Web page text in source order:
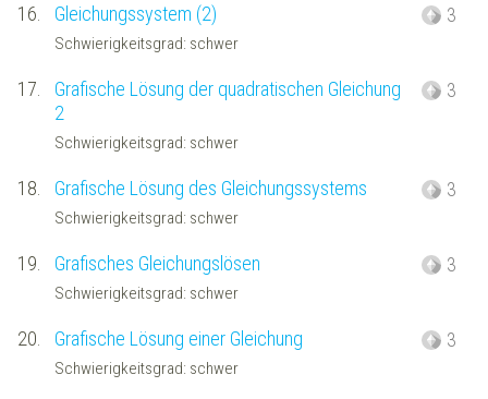
16. Gleichungssystem (2)
Schwierigkeitsgrad: schwer
3
17.
Grafische Lösung der quadratischen Gleichung
2
Schwierigkeitsgrad: schwer
3
18. Grafische Lösung des Gleichungssystems
Schwierigkeitsgrad: schwer
3
19. Grafisches Gleichungslösen
Schwierigkeitsgrad: schwer
3
20. Grafische Lösung einer Gleichung
Schwierigkeitsgrad: schwer
3